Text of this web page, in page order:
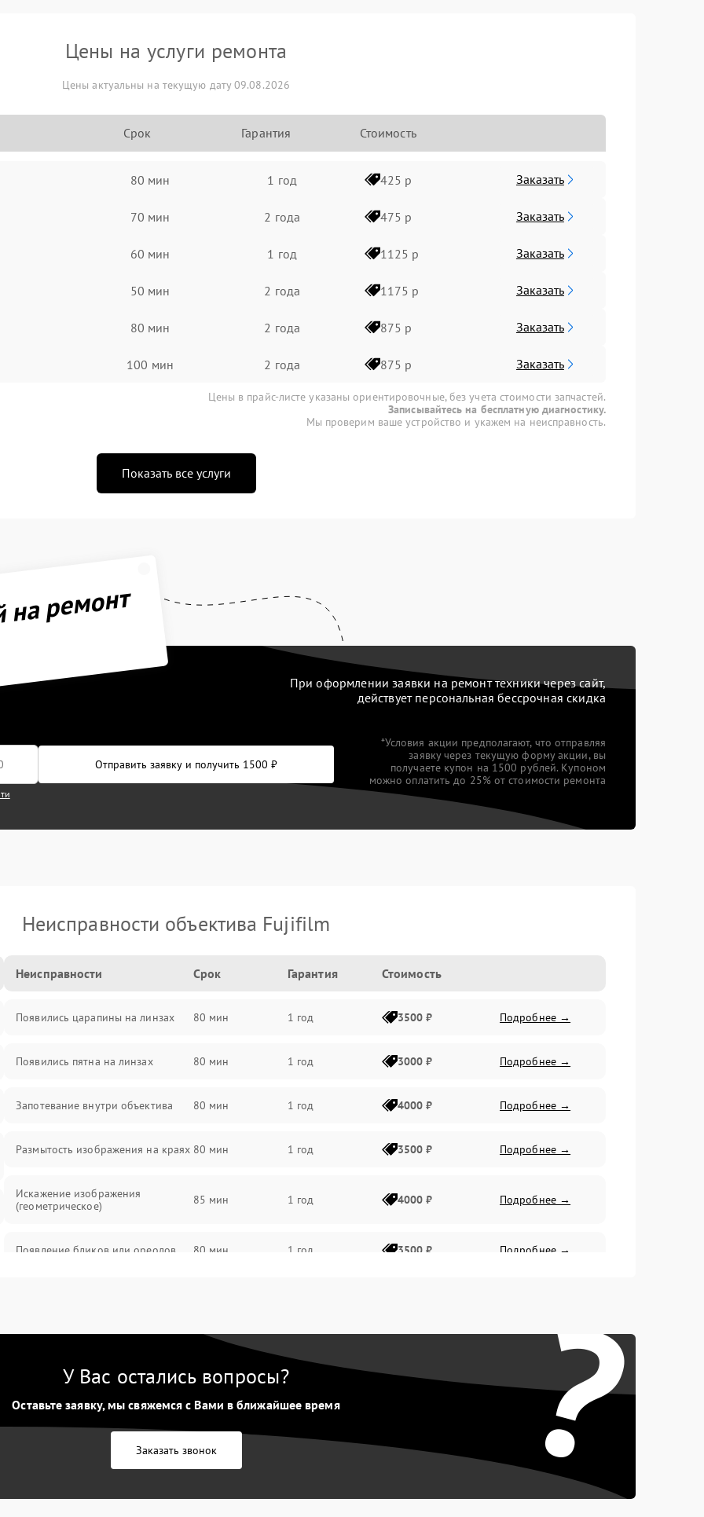
Цены на услуги ремонта
Цены актуальны на текущую дату 09.08.2026
Срок Гарантия Стоимость
80 мин 1 год 425 р Заказать
70 мин 2 года 475 р Заказать
60 мин 1 год 1125 р Заказать
50 мин 2 года 1175 р Заказать
80 мин 2 года 875 р Заказать
100 мин 2 года 875 р Заказать
Цены в прайс-листе указаны ориентировочные, без учета стоимости запчастей.
Записывайтесь на бесплатную диагностику.
Мы проверим ваше устройство и укажем на неисправность.
Показать все услуги
ремонт
При оформлении заявки на ремонт техники через сайт,
действует персональная бессрочная скидка
Отправить заявку и получить 1500 ₽
*Условия акции предполагают, что отправляя
заявку через текущую форму акции, вы
получаете купон на 1500 рублей. Купоном
можно оплатить до 25% от стоимости ремонта
Неисправности объектива Fujifilm
Неисправности Срок Гарантия Стоимость
Появились царапины на линзах 80 мин 1 год 3500 ₽ Подробнее →
Появились пятна на линзах 80 мин 1 год 3000 ₽ Подробнее →
Запотевание внутри объектива 80 мин 1 год 4000 ₽ Подробнее →
Размытость изображения на краях 80 мин 1 год 3500 ₽ Подробнее →
Искажение изображения
(геометрическое)
85 мин 1 год 4000 ₽ Подробнее →
Появление бликов или ореолов 80 мин 1 год 3500 ₽ Подробнее →
?
У Вас остались вопросы?
Оставьте заявку, мы свяжемся с Вами в ближайшее время
Заказать звонок